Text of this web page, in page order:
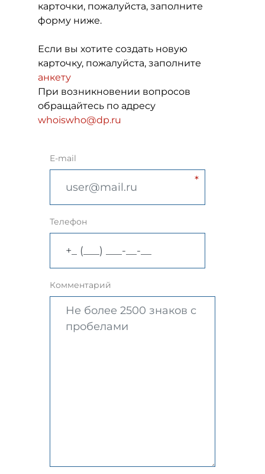
карточки, пожалуйста, заполните
форму ниже.
Если вы хотите создать новую
карточку, пожалуйста, заполните
анкету
При возникновении вопросов
обращайтесь по адресу
whoiswho@dp.ru
E-mail
Телефон
Комментарий